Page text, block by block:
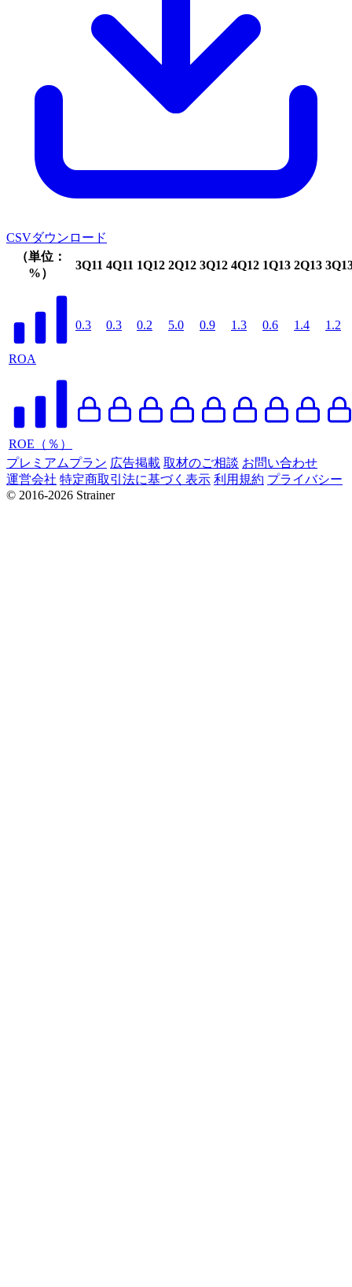
CSVダウンロード
（単位：
%）
3Q11 4Q11 1Q12 2Q12 3Q12 4Q12 1Q13 2Q13
ROA
0.3 0.3 0.2 5.0 0.9 1.3 0.6 1.4 1.2
ROE（％）
プレミアムプラン 広告掲載 取材のご相談 お問い合わせ
運営会社 特定商取引法に基づく表示 利用規約 プライバシー
© 2016-2026 Strainer